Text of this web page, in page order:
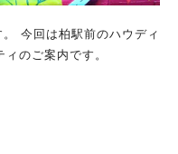
ィ
のご案内です。